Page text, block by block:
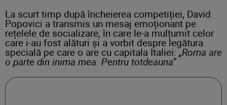
La scurt timp după încheierea competiției, David
Popovici a transmis un mesaj emoționant pe
rețelele de socializare, în care le-a mulțumit celor
care i-au fost alături și a vorbit despre legătura
specială pe care o are cu capitala Italiei:„Roma are
o parte din inima mea. Pentru totdeauna”